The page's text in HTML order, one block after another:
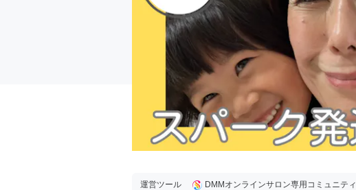
運営ツール DMMオンラインサロン専用コミュニティ